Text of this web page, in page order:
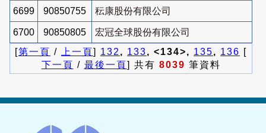
6699 90850755 秐康股份有限公司
6700 90850805
宏冠全球股份有限公司
[第一頁 / 上一頁] 132 , 133, <134>, 135, 136 [
下一頁 / 最後一頁] 共有 8039 筆資料